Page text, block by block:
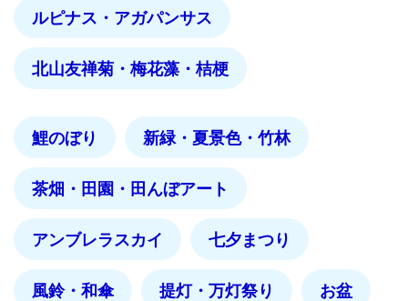
ルピナス・アガパンサス
北山友禅菊・梅花藻・桔梗
鯉のぼり 新緑・夏景色・竹林
茶畑・田園・田んぼアート
アンブレラスカイ 七夕まつり
風鈴・和傘 提灯・万灯祭り お盆